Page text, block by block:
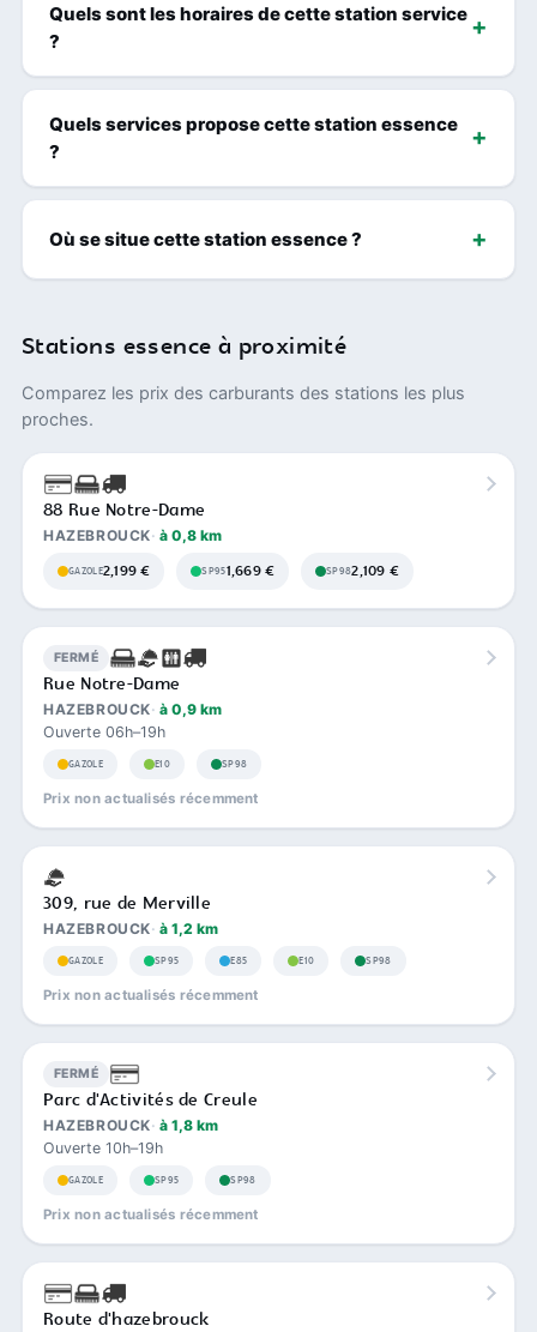
Quels sont les horaires de cette station service
?
Quels services propose cette station essence
?
Où se situe cette station essence ?
Stations essence à proximité
Comparez les prix des carburants des stations les plus
proches.
88 Rue Notre-Dame
HAZEBROUCK à 0,8 km
GAZOLE2,199 € SP951,669 € SP982,109 €
FERMÉ
Rue Notre-Dame
HAZEBROUCK à 0,9 km
Ouverte 06h–19h
GAZOLE E10 SP98
Prix non actualisés récemment
309, rue de Merville
HAZEBROUCK à 1,2 km
GAZOLE SP95 E85 E10 SP98
Prix non actualisés récemment
FERMÉ
Parc d'Activités de Creule
HAZEBROUCK à 1,8 km
Ouverte 10h–19h
GAZOLE SP95 SP98
Prix non actualisés récemment
Route d'hazebrouck